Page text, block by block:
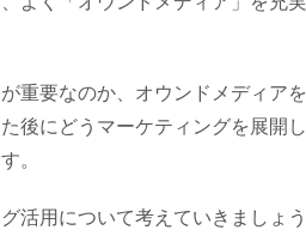
重要なのか、オウンドメディア
後にどうマーケティングを展開
。
活用について考えていきましょう